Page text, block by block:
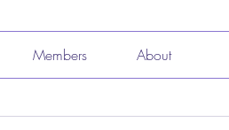
Members About